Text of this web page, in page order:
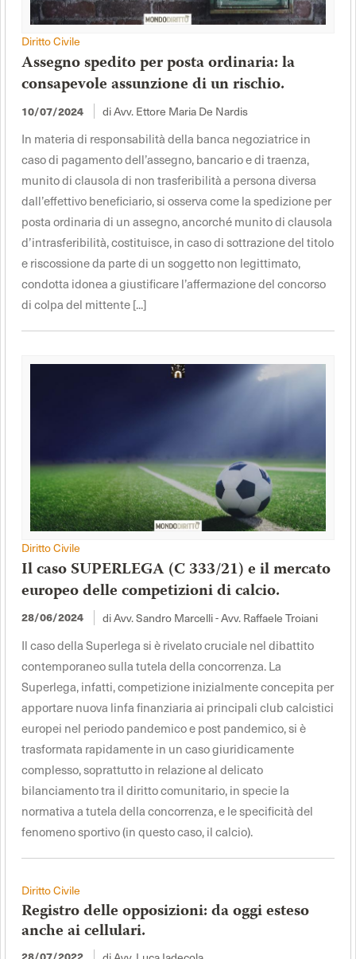
Diritto Civile
Assegno spedito per posta ordinaria: la
consapevole assunzione di un rischio.
10/07/2024 di Avv. Ettore Maria De Nardis
In materia di responsabilità della banca negoziatrice in
caso di pagamento dell’assegno, bancario e di traenza,
munito di clausola di non trasferibilità a persona diversa
dall’effettivo beneficiario, si osserva come la spedizione per
posta ordinaria di un assegno, ancorché munito di clausola
d’intrasferibilità, costituisce, in caso di sottrazione del titolo
e riscossione da parte di un soggetto non legittimato,
condotta idonea a giustificare l’affermazione del concorso
di colpa del mittente [...]
Diritto Civile
Il caso SUPERLEGA (C 333/21) e il mercato
europeo delle competizioni di calcio.
28/06/2024 di Avv. Sandro Marcelli - Avv. Raffaele Troiani
Il caso della Superlega si è rivelato cruciale nel dibattito
contemporaneo sulla tutela della concorrenza. La
Superlega, infatti, competizione inizialmente concepita per
apportare nuova linfa finanziaria ai principali club calcistici
europei nel periodo pandemico e post pandemico, si è
trasformata rapidamente in un caso giuridicamente
complesso, soprattutto in relazione al delicato
bilanciamento tra il diritto comunitario, in specie la
normativa a tutela della concorrenza, e le specificità del
fenomeno sportivo (in questo caso, il calcio).
Diritto Civile
Registro delle opposizioni: da oggi esteso
anche ai cellulari.